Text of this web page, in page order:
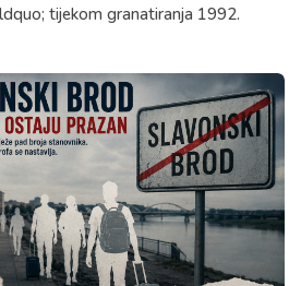
tijekom granatiranja 1992.